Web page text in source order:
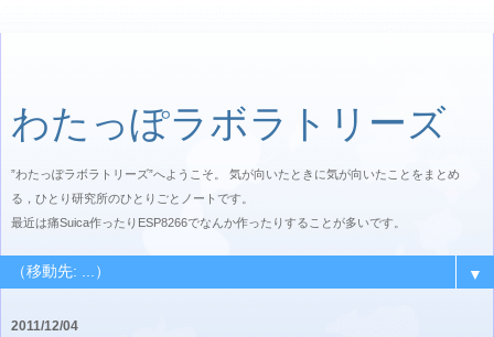
わたっぽラボラトリーズ
”わたっぽラボラトリーズ”へようこそ。 気が向いたときに気が向いたことをまとめ
る，ひとり研究所のひとりごとノートです。
最近は痛Suica作ったりESP8266でなんか作ったりすることが多いです。
▼
2011/12/04